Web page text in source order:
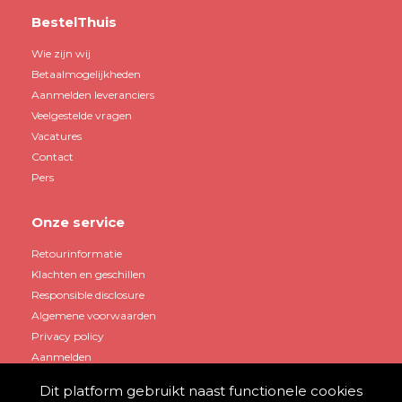
BestelThuis
Wie zijn wij
Betaalmogelijkheden
Aanmelden leveranciers
Veelgestelde vragen
Vacatures
Contact
Pers
Onze service
Retourinformatie
Klachten en geschillen
Responsible disclosure
Algemene voorwaarden
Privacy policy
Aanmelden
Dit platform gebruikt naast functionele cookies